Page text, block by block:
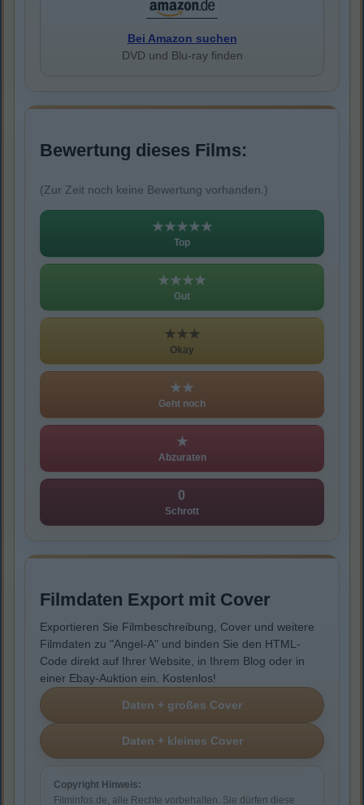
Bei Amazon suchen
DVD und Blu-ray finden
Bewertung dieses Films:
(Zur Zeit noch keine Bewertung vorhanden.)
★★★★★
Top
★★★★
Gut
★★★
Okay
★★
Geht noch
★
Abzuraten
0
Schrott
Filmdaten Export mit Cover
Exportieren Sie Filmbeschreibung, Cover und weitere
Filmdaten zu "Angel-A" und binden Sie den HTML-
Code direkt auf Ihrer Website, in Ihrem Blog oder in
einer Ebay-Auktion ein. Kostenlos!
Copyright Hinweis:
Filminfos.de, alle Rechte vorbehalten. Sie dürfen diese